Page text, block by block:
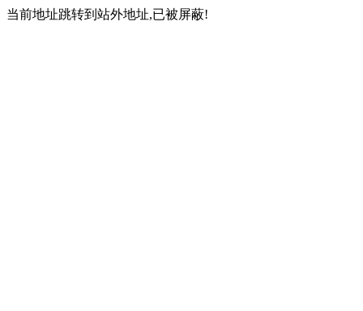
当前地址跳转到站外地址,已被屏蔽!